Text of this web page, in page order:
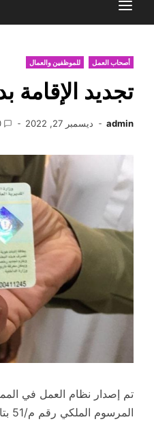
أصحاب العمل للموظفين والعمال
تجديد الإقامة
admin ديسمبر 27, 2022
تم إصدار نظام العمل في